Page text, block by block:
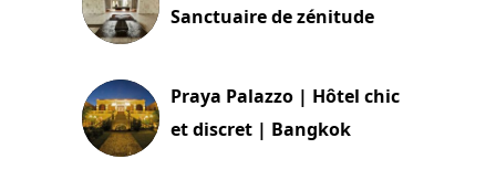
Sanctuaire de zénitude
Praya Palazzo | Hôtel chic
et discret | Bangkok